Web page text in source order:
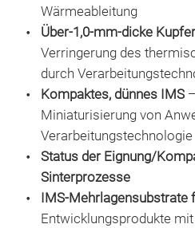
Wärmeableitung
Über-1,0-mm-dicke
Verringerung des
durch
Kompaktes, dünnes IMS
Miniaturisierung von
Verarbeitungstechnologie
Status der Eignung/
Sinterprozesse
IMS-Mehrlagensubstrate
Entwicklungsprodukte